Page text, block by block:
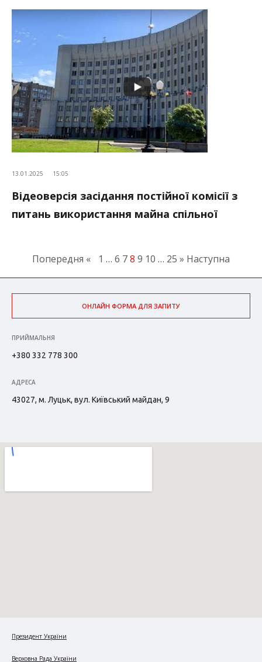
національного і духовного розвитку
13.01.2025 15:05
Відеоверсія засідання постійної комісії з
питань використання майна спільної
Попередня « 1 … 6 7 8 9 10 … 25 » Наступна
ОНЛАЙН ФОРМА ДЛЯ ЗАПИТУ
ПРИЙМАЛЬНЯ
+380 332 778 300
АДРЕСА
43027, м. Луцьк, вул. Київський майдан, 9
Президент України
Верховна Рада України